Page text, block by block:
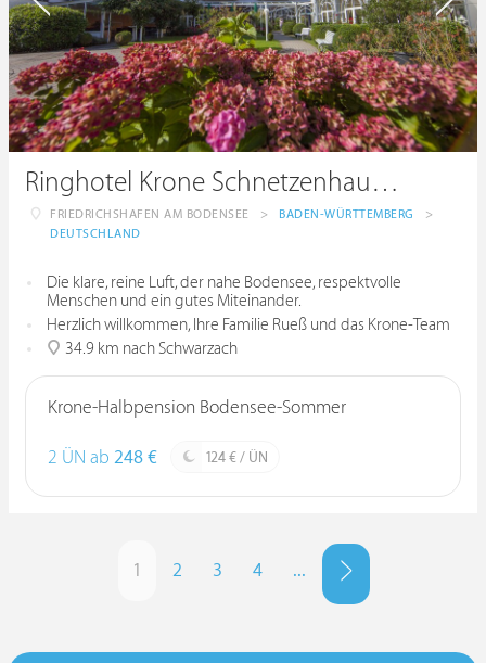
Ringhotel Krone Schnetzenhausen
FRIEDRICHSHAFEN AM BODENSEE > BADEN-WÜRTTEMBERG
>
DEUTSCHLAND
Die klare, reine Luft, der nahe Bodensee, respektvolle
Menschen und ein gutes Miteinander.
Herzlich willkommen, Ihre Familie Rueß und das Krone-Team
34.9 km nach Schwarzach
Krone-Halbpension Bodensee-Sommer
2 ÜN ab 248 € 124 € / ÜN
1 2 3 4 ...